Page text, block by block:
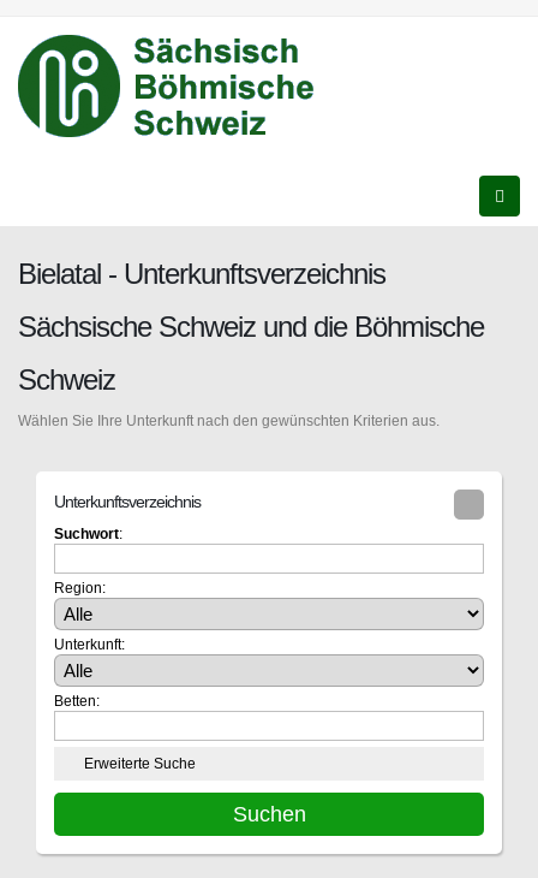
Bielatal - Unterkunftsverzeichnis
Sächsische Schweiz und die Böhmische
Schweiz
Wählen Sie Ihre Unterkunft nach den gewünschten Kriterien aus.
Unterkunftsverzeichnis
Suchwort:
Region:
Unterkunft:
Betten:
Erweiterte Suche